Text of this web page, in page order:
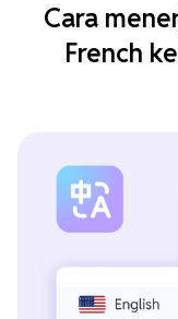
Cara
French